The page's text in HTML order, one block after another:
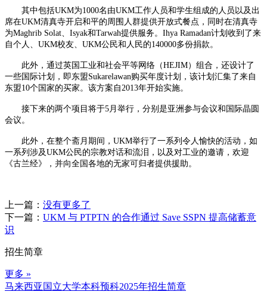
其中包括UKM为1000名由UKM工作人员和学生组成的人员以及出
席在UKM清真寺开启和平的周围人群提供开放式餐点，同时在清真寺
为Maghrib Solat、Isyak和Tarwah提供服务。Ihya Ramadan计划收到了来
自个人、UKM校友、UKM公民和人民的140000多份捐款。
此外，通过英国工业和社会平等网络（HEJIM）组合，还设计了
一些国际计划，即东盟Sukarelawan购买年度计划，该计划汇集了来自
东盟10个国家的买家。该方案自2013年开始实施。
接下来的两个项目将于5月举行，分别是亚洲参与会议和国际晶圆
会议。
此外，在整个斋月期间，UKM举行了一系列令人愉快的活动，如
一系列涉及UKM公民的宗教对话和流泪，以及对工业的邀请，欢迎
《古兰经》，并向全国各地的无家可归者提供援助。
上一篇： 没有更多了
下一篇： UKM 与 PTPTN 的合作通过 Save SSPN 提高储蓄意
识
招生简章
更多 »
马来西亚国立大学本科预科2025年招生简章